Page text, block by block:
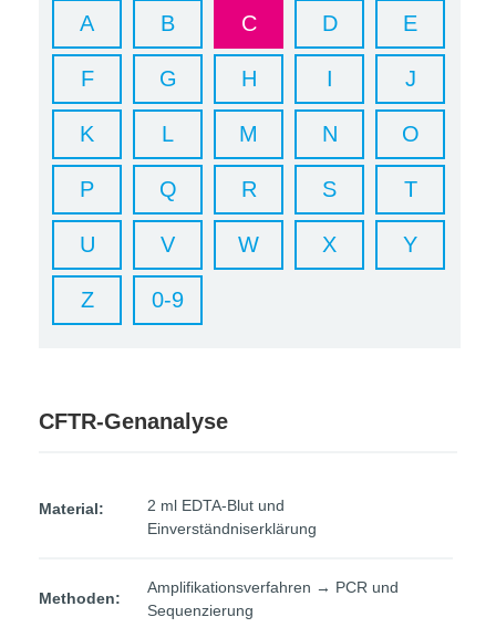
A B C D E
F G H I J
K L M N O
P Q R S T
U V W X Y
Z 0-9
CFTR-Genanalyse
Material:
2 ml EDTA-Blut und
Einverständniserklärung
Methoden:
Amplifikationsverfahren → PCR und
Sequenzierung